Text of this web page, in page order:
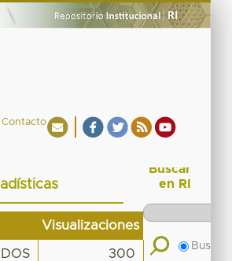
Contacto
Visualizaciones
300
Buscar
en RI
Buscar